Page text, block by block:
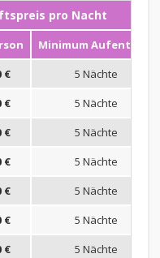
pro Nacht
Minimum Aufenthalt
€
5 Nächte
€
5 Nächte
€
5 Nächte
€
5 Nächte
€
5 Nächte
€
5 Nächte
€ 5 Nächte